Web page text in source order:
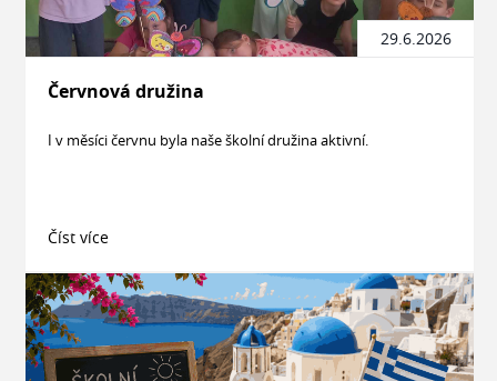
29.6.2026
Červnová družina
I v měsíci červnu byla naše školní družina aktivní.
Číst více